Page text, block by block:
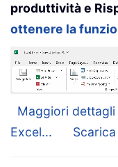
produttività e
ottenere la
Maggiori
Excel...